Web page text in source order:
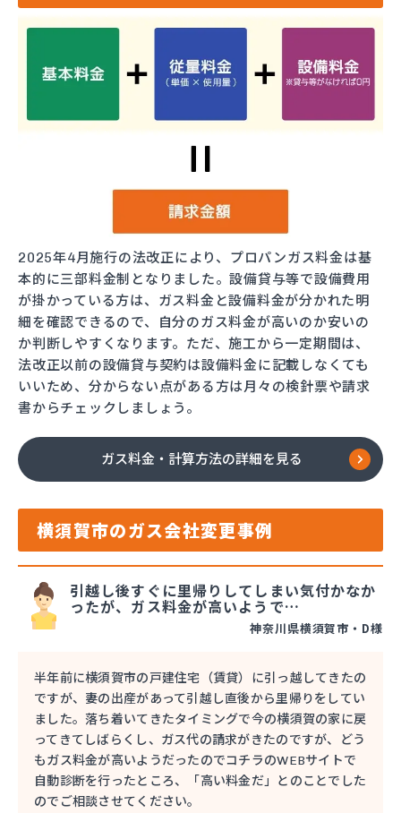
2025年4月施行の法改正により、プロパンガス料金は基
本的に三部料金制となりました。設備貸与等で設備費用
が掛かっている方は、ガス料金と設備料金が分かれた明
細を確認できるので、自分のガス料金が高いのか安いの
か判断しやすくなります。ただ、施工から一定期間は、
法改正以前の設備貸与契約は設備料金に記載しなくても
いいため、分からない点がある方は月々の検針票や請求
書からチェックしましょう。
ガス料金・計算方法の詳細を見る
横須賀市のガス会社変更事例
引越し後すぐに里帰りしてしまい気付かなか
ったが、ガス料金が高いようで…
神奈川県横須賀市・D様
半年前に横須賀市の戸建住宅（賃貸）に引っ越してきたの
ですが、妻の出産があって引越し直後から里帰りをしてい
ました。落ち着いてきたタイミングで今の横須賀の家に戻
ってきてしばらくし、ガス代の請求がきたのですが、どう
もガス料金が高いようだったのでコチラのWEBサイトで
自動診断を行ったところ、「高い料金だ」とのことでした
のでご相談させてください。